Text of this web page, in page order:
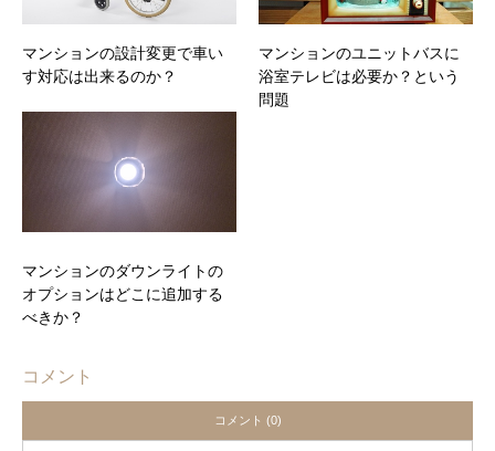
マンションの設計変更で車い
す対応は出来るのか？
マンションのユニットバスに
浴室テレビは必要か？という
問題
マンションのダウンライトの
オプションはどこに追加する
べきか？
コメント
コメント (0)